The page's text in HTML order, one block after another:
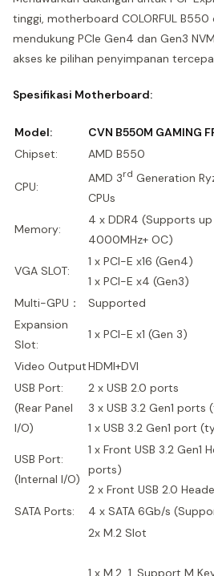
tinggi, motherboard COLORFUL
mendukung PCIe Gen4 dan Gen3
akses ke pilihan penyimpanan
Spesifikasi Motherboard:
Model:
CVN B550M GAMING
Chipset:
AMD B550
CPU:
AMD 3rd Generation
CPUs
Memory:
4 x DDR4 (Supports
4000MHz+ OC)
VGA SLOT:
1 x PCI-E x16 (Gen4)
1 x PCI-E x4 (Gen3)
Multi-GPU：
Supported
Expansion
Slot:
1 x PCI-E x1 (Gen 3)
Video OutputHDMI+DVI
USB Port:
(Rear Panel
I/O)
2 x USB 2.0 ports
3 x USB 3.2 Gen1 ports
1 x USB 3.2 Gen1 port
USB Port:
(Internal I/O)
1 x Front USB 3.2 Gen1
ports)
2 x Front USB 2.0
SATA Ports:
4 x SATA 6Gb/s
2x M.2 Slot
1 x M.2_1, Support M